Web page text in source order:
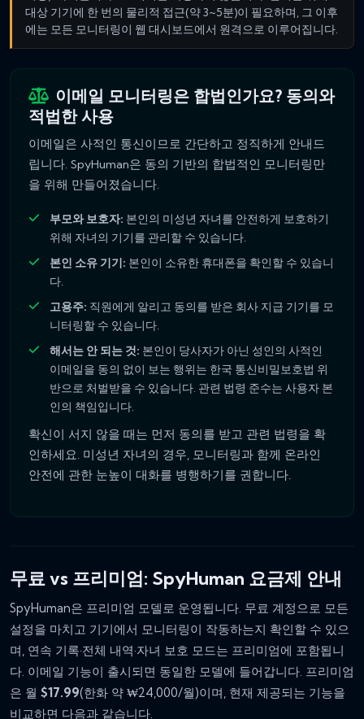
대상 기기에 한 번의 물리적 접근(약 3~5분)이 필요하며, 그 이후
에는 모든 모니터링이 웹 대시보드에서 원격으로 이루어집니다.
이메일 모니터링은 합법인가요? 동의와
적법한 사용
이메일은 사적인 통신이므로 간단하고 정직하게 안내드
립니다. SpyHuman은 동의 기반의 합법적인 모니터링만
을 위해 만들어졌습니다.
부모와 보호자: 본인의 미성년 자녀를 안전하게 보호하기
위해 자녀의 기기를 관리할 수 있습니다.
본인 소유 기기: 본인이 소유한 휴대폰을 확인할 수 있습니
다.
고용주: 직원에게 알리고 동의를 받은 회사 지급 기기를 모
니터링할 수 있습니다.
해서는 안 되는 것: 본인이 당사자가 아닌 성인의 사적인
이메일을 동의 없이 보는 행위는 한국 통신비밀보호법 위
반으로 처벌받을 수 있습니다. 관련 법령 준수는 사용자 본
인의 책임입니다.
확신이 서지 않을 때는 먼저 동의를 받고 관련 법령을 확
인하세요. 미성년 자녀의 경우, 모니터링과 함께 온라인
안전에 관한 눈높이 대화를 병행하기를 권합니다.
무료 vs 프리미엄: SpyHuman 요금제 안내
SpyHuman은 프리미엄 모델로 운영됩니다. 무료 계정으로 모든
설정을 마치고 기기에서 모니터링이 작동하는지 확인할 수 있으
며, 연속 기록·전체 내역·자녀 보호 모드는 프리미엄에 포함됩니
다. 이메일 기능이 출시되면 동일한 모델에 들어갑니다. 프리미엄
은 월 $17.99(한화 약 ₩24,000/월)이며, 현재 제공되는 기능을
비교하면 다음과 같습니다.